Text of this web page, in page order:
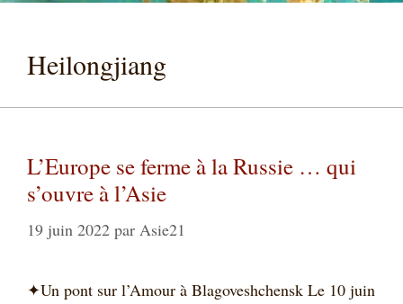
Heilongjiang
L’Europe se ferme à la Russie … qui
s’ouvre à l’Asie
19 juin 2022 par Asie21
✦Un pont sur l’Amour à Blagoveshchensk Le 10 juin